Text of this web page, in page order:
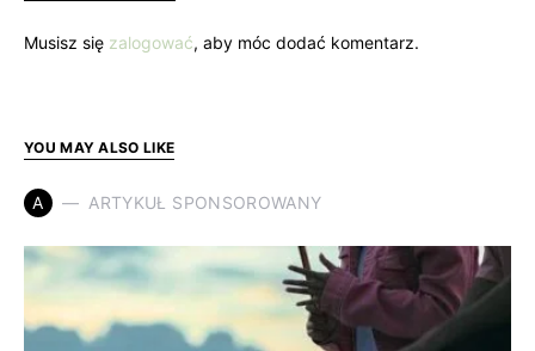
Musisz się zalogować, aby móc dodać komentarz.
YOU MAY ALSO LIKE
A ARTYKUŁ SPONSOROWANY